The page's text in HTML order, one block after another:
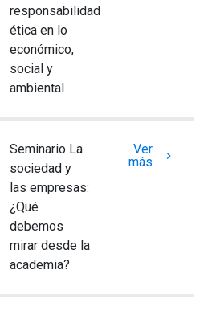
responsabilidad
ética en lo
económico,
social y
ambiental
Seminario La
sociedad y
las empresas:
¿Qué
debemos
mirar desde la
academia?
Ver
más
keyboard_arrow_right